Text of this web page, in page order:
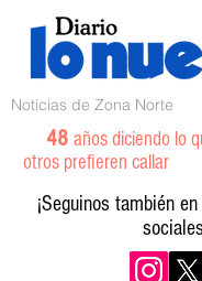
Noticias de Zona Norte
48 años diciendo lo
otros prefieren callar
¡Seguinos también